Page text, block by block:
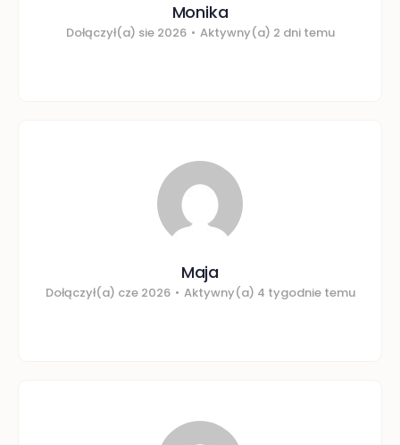
Monika
Dołączył(a) sie 2026 • Aktywny(a) 2 dni temu
Maja
Dołączył(a) cze 2026 • Aktywny(a) 4 tygodnie temu